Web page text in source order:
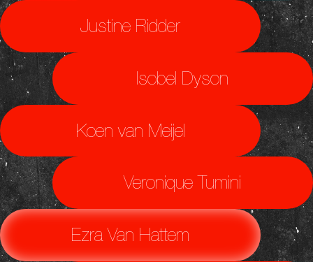
Justine Ridder
Isobel Dyson
Koen van Meijel
Veronique Tumini
Ezra Van Hattem